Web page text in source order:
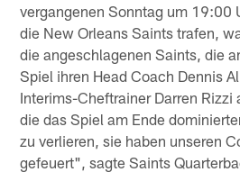
vergangenen Sonntag um 19:00
die New Orleans Saints trafen,
die angeschlagenen Saints, die
Spiel ihren Head Coach Dennis
Interims-Cheftrainer Darren Rizzi
die das Spiel am Ende
zu verlieren, sie haben unseren
gefeuert", sagte Saints